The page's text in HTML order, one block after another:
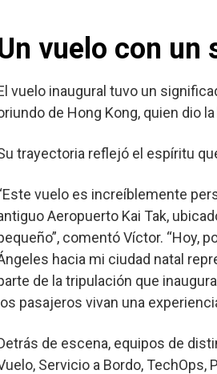
vuelo con un
vuelo inaugural tuvo un
de Hong Kong, quien dio
trayectoria reflejó el espíritu
vuelo es increíblemente
Aeropuerto Kai Tak,
comentó Víctor. “Hoy,
hacia mi ciudad natal
de la tripulación que
pasajeros vivan una
de escena, equipos de
Servicio a Bordo, TechOps,